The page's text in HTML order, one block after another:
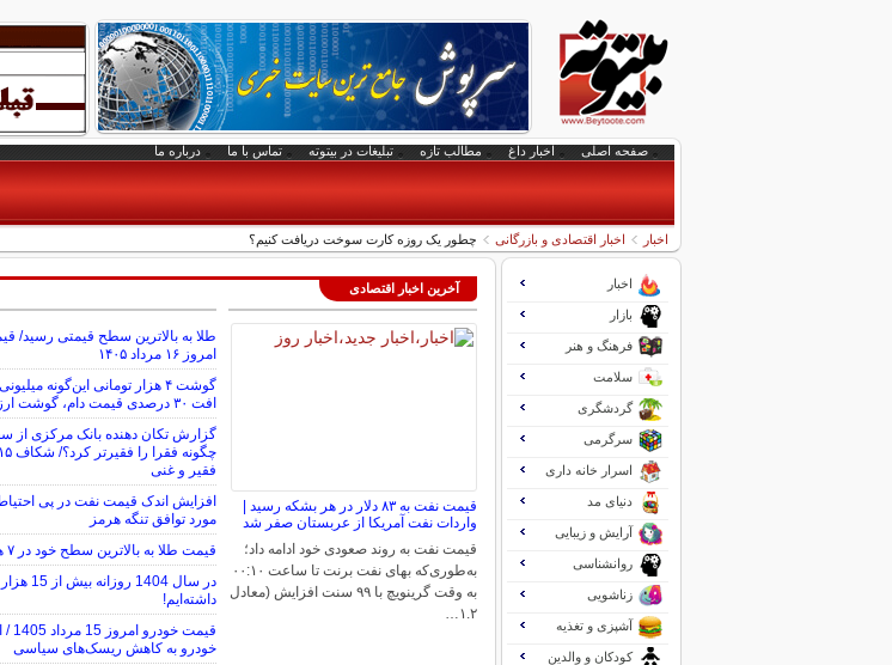
صفحه اصلی اخبار داغ مطالب تازه تبلیغات در بیتوته تماس با ما درباره ما
اخبار اخبار اقتصادی و بازرگانی چطور یک روزه کارت سوخت دریافت کنیم؟
آخرین اخبار اقتصادی
قیمت نفت به ۸۳ دلار در هر بشکه رسید |
واردات نفت آمریکا از عربستان صفر شد
قیمت نفت به روند صعودی خود ادامه داد؛
به‌طوری‌که بهای نفت برنت تا ساعت ۰۰:۱۰
به وقت گرینویچ با ۹۹ سنت افزایش (معادل
۱.۲…
طلا به بالاترین سطح قیمتی رسید/
امروز ۱۶ مرداد ۱۴۰۵
گوشت ۴ هزار تومانی این‌گونه
افت ۳۰ درصدی قیمت دام، گوشت ارزان نمی‌شود؟
گزارش تکان‌ دهنده بانک مرکزی از
فقیر و غنی
افزایش اندک قیمت نفت در پی
مورد توافق تنگه هرمز
قیمت طلا به بالاترین سطح خود در ۷ هفته اخیر رسید،
در سال
داشته‌ایم!
خودرو به کاهش ریسک‌های سیاسی
اخبار
بازار
فرهنگ و هنر
سلامت
گردشگری
سرگرمی
اسرار خانه داری
دنیای مد
آرایش و زیبایی
روانشناسی
زناشویی
آشپزی و تغذیه
کودکان و والدین